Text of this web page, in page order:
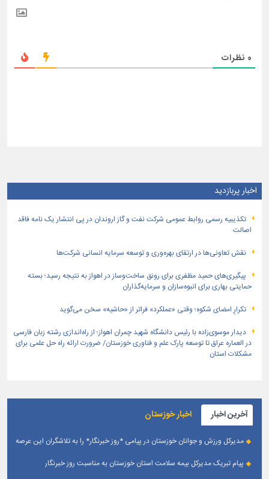
0 نظرات
اخبار پربازدید
تكذیبیه رسمی روابط عمومی شركت نفت و گاز اروندان در پی انتشار یک نامه فاقد
اصالت
نقش تعاونی‌ها در ارتقای بهره‌وری و توسعه سرمایه انسانی شرکت‌ها
پیگیری‌های حمید مظفری برای رونق ساخت‌وساز در اهواز به نتیجه رسید؛ بسته
حمایتی بهاری برای انبوه‌سازان و سرمایه‌گذاران
تکرارِ امضای شکوه؛ وقتی «عملکرد» فراتر از «حاشیه» سخن می‌گوید
دیدار موسوی‌زاده با رئیس دانشگاه شهید چمران اهواز؛ از راه‌اندازی رشته زبان فارسی
در العماره عراق تا توسعه پارک علم و فناوری خوزستان/ ضرورت ارائه راه حل علمی برای
مشکلات استان
آخرین اخبار اخبار خوزستان
مدیرکل ورزش و جوانان خوزستان در پیامی *روز خبرنگار* را به تلاشگران این عرصه
پیام تبریک مدیرکل بیمه سلامت استان خوزستان به مناسبت روز خبرنگار